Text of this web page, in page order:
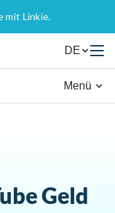
mit Linkie.
DE
Menü
Geld